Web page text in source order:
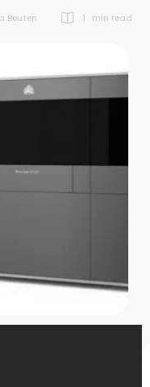
Bouten 1 min read